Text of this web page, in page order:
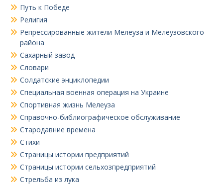
Путь к Победе
Религия
Репрессированные жители Мелеуза и Мелеузовского
района
Сахарный завод
Словари
Солдатские энциклопедии
Специальная военная операция на Украине
Спортивная жизнь Мелеуза
Справочно-библиографическое обслуживание
Стародавние времена
Стихи
Страницы истории предприятий
Страницы истории сельхозпредприятий
Стрельба из лука